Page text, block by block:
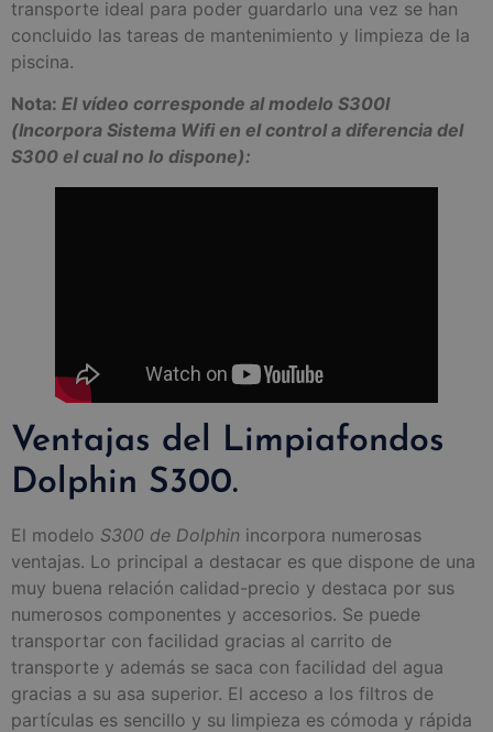
transporte ideal para poder guardarlo una vez se han
concluido las tareas de mantenimiento y limpieza de la
piscina.
Nota: El vídeo corresponde al modelo S300I
(Incorpora Sistema Wifi en el control a diferencia del
S300 el cual no lo dispone):
Ventajas del Limpiafondos
Dolphin S300.
El modelo S300 de Dolphin incorpora numerosas
ventajas. Lo principal a destacar es que dispone de una
muy buena relación calidad-precio y destaca por sus
numerosos componentes y accesorios. Se puede
transportar con facilidad gracias al carrito de
transporte y además se saca con facilidad del agua
gracias a su asa superior. El acceso a los filtros de
partículas es sencillo y su limpieza es cómoda y rápida